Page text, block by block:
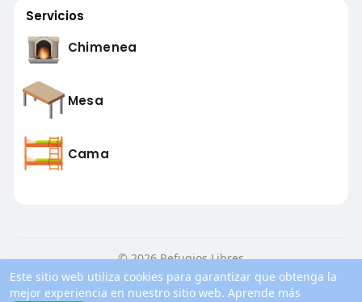
Este sitio web utiliza cookies para garantizar que obtenga la
mejor experiencia en nuestro sitio web. Aprende más
Servicios
Chimenea
Mesa
Cama
© 2026 Refugios Libres
Inicio
Conocenos Contacto
Política de privacidad
Condiciones de uso
Blog Más información